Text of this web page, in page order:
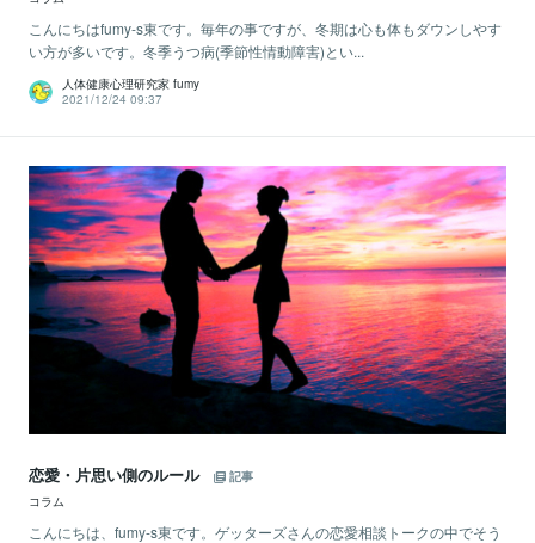
こんにちはfumy-s東です。毎年の事ですが、冬期は心も体もダウンしやす
い方が多いです。冬季うつ病(季節性情動障害)とい...
人体健康心理研究家 fumy
2021/12/24 09:37
恋愛・片思い側のルール
記事
コラム
こんにちは、fumy-s東です。ゲッターズさんの恋愛相談トークの中でそう